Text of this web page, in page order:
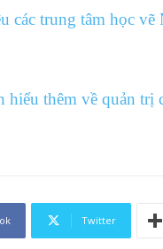
các trung tâm học vẽ
hiểu thêm về quản trị
Twitter